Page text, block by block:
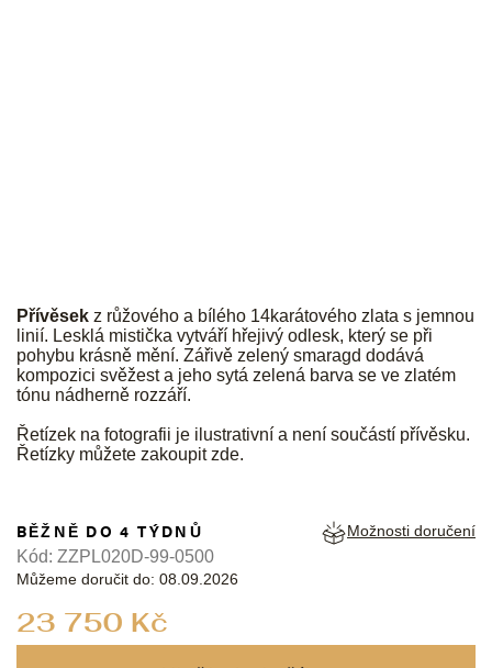
Přívěsek z růžového a bílého 14karátového zlata s jemnou
linií. Lesklá mistička vytváří hřejivý odlesk, který se při
pohybu krásně mění. Zářivě zelený smaragd dodává
kompozici svěžest a jeho sytá zelená barva se ve zlatém
tónu nádherně rozzáří.
Řetízek na fotografii je ilustrativní a není součástí přívěsku.
Řetízky můžete zakoupitzde.
23 750 Kč
BĚŽNĚ DO 4 TÝDNŮ
Můžeme doručit do: 08.09.2026
Možnosti doručení
Kód: ZZPL020D-99-0500